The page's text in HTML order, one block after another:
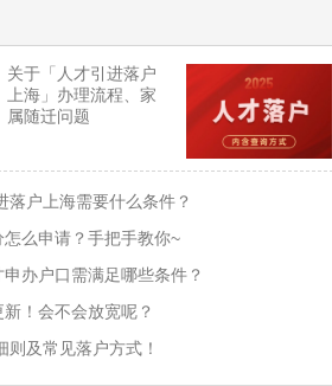
关于「人才引进落户
上海」办理流程、家
属随迁问题
落户上海需要什么条件？
怎么申请？手把手教你~
办户口需满足哪些条件？
！会不会放宽呢？
及常见落户方式！